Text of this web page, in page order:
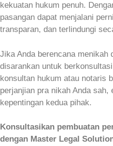
kekuatan hukum penuh.
pasangan dapat menjalani
transparan, dan terlindungi
Jika Anda berencana menikah
disarankan untuk
konsultan hukum atau notaris
perjanjian pra nikah Anda
kepentingan kedua pihak.
Konsultasikan pembuatan
dengan Master Legal